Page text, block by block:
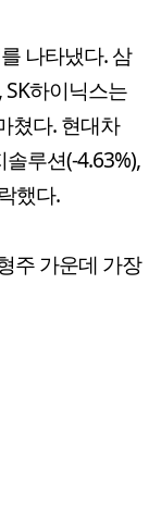
나타냈다. 삼
하이닉스는
쳤다. 현대차
솔루션(-4.63%),
했다.
주 가운데 가장